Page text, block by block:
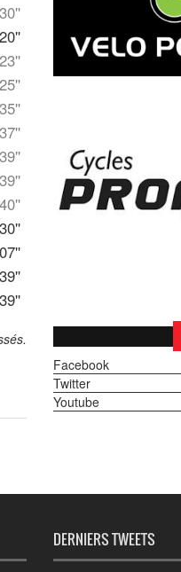
Facebook
Twitter
Youtube
DERNIERS TWEETS